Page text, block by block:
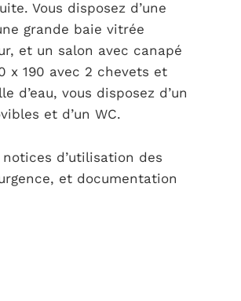
Vous disposez d’une
grande baie vitrée
et un salon avec canapé
x 190 avec 2 chevets et
d’eau, vous disposez d’un
et d’un WC.
d’utilisation des
et documentation